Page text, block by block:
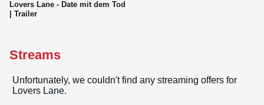
Lovers Lane - Date mit dem Tod
| Trailer
Streams